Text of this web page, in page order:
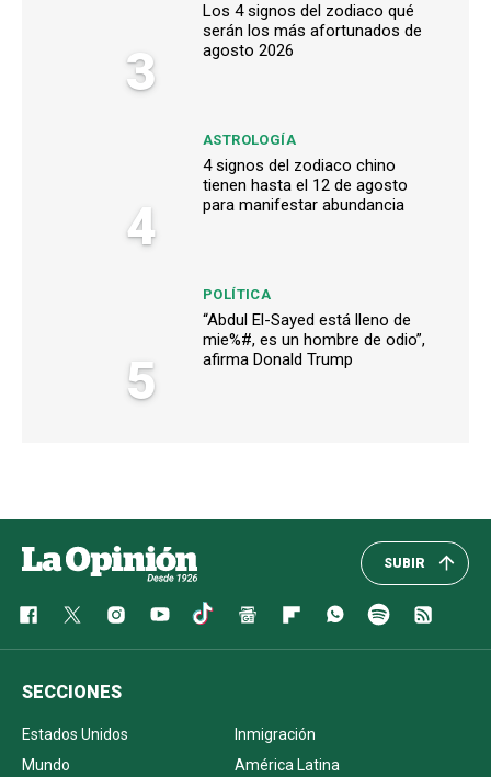
3
Los 4 signos del zodiaco qué
serán los más afortunados de
agosto 2026
4
ASTROLOGÍA
4 signos del zodiaco chino
tienen hasta el 12 de agosto
para manifestar abundancia
5
POLÍTICA
“Abdul El-Sayed está lleno de
mie%#, es un hombre de odio”,
afirma Donald Trump
SUBIR
SECCIONES
Estados Unidos
Inmigración
Mundo
América Latina